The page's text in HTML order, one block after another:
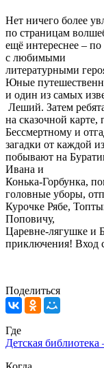
Нет ничего более
по страницам
ещё интереснее –
с любимыми
литературными
Юные
и один из самых
Леший. Затем
на сказочной
Бессмертному и
загадки от каждой
побывают на
Ивана и
Конька-Горбунка,
головные уборы,
Курочке Рябе,
Поповичу,
Царевне-лягушке и
приключения! Вход
Поделиться
Где
Детская